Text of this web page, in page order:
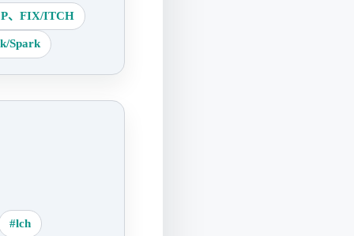
、FIX/ITCH
Spark
#lch